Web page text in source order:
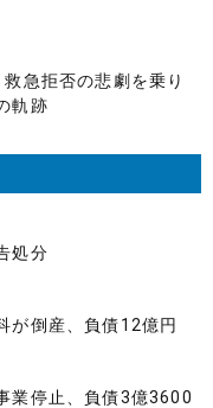
急拒否の悲劇を乗り
軌跡
処分
が倒産、負債12億円
業停止、負債3億3600